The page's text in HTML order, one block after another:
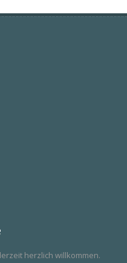
herzlich willkommen.